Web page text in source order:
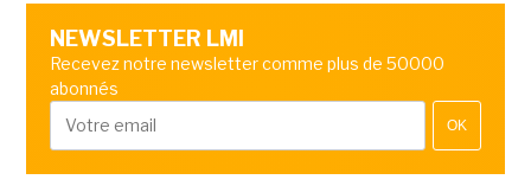
NEWSLETTER LMI
Recevez notre newsletter comme plus de 50000
abonnés
OK